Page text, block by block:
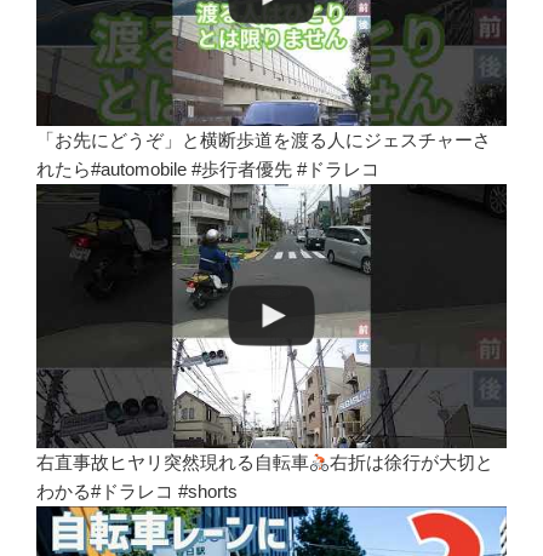
「お先にどうぞ」と横断歩道を渡る人にジェスチャーさ
れたら#automobile #歩行者優先 #ドラレコ
右直事故ヒヤリ突然現れる自転車
右折は徐行が大切と
わかる#ドラレコ #shorts